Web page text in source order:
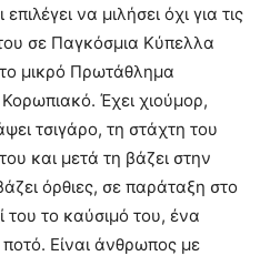
να μιλήσει όχι για τις
σε Παγκόσμια Κύπελλα
μικρό Πρωτάθλημα
Έχει χιούμορ,
τσιγάρο, τη στάχτη του
και μετά τη βάζει στην
όρθιες, σε παράταξη στο
του το καύσιμό του, ένα
Είναι άνθρωπος με